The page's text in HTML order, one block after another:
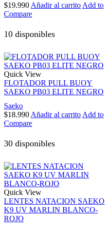
$19.990 Añadir al carrito Add to
Compare
10 disponibles
Quick View
FLOTADOR PULL BUOY
SAEKO PB03 ELITE NEGRO
Saeko
$18.990 Añadir al carrito Add to
Compare
30 disponibles
Quick View
LENTES NATACION SAEKO
K9 UV MARLIN BLANCO-
ROJO